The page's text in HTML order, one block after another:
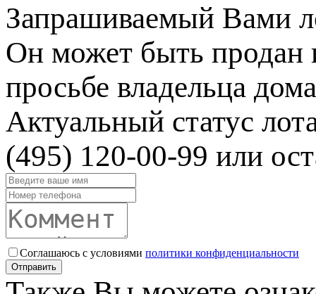
Запрашиваемый Вами
Он может быть продан
просьбе владельца
Актуальный статус
(495) 120-00-99 или
Соглашаюсь с условиями политики конфиденциальности
Отправить